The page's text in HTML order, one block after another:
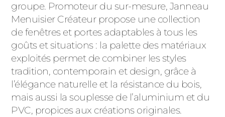
groupe. Promoteur du sur-mesure, Janneau
Menuisier Créateur propose une collection
de fenêtres et portes adaptables à tous les
goûts et situations : la palette des matériaux
exploités permet de combiner les styles
tradition, contemporain et design, grâce à
l’élégance naturelle et la résistance du bois,
mais aussi la souplesse de l’aluminium et du
PVC, propices aux créations originales.